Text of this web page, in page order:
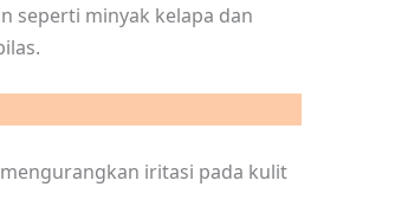
seperti minyak kelapa dan
iritasi pada kulit